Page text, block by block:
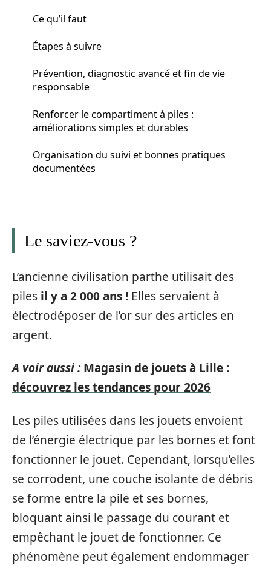
Ce qu’il faut
Étapes à suivre
Prévention, diagnostic avancé et fin de vie
responsable
Renforcer le compartiment à piles :
améliorations simples et durables
Organisation du suivi et bonnes pratiques
documentées
Le saviez-vous ?
L’ancienne civilisation parthe utilisait des
piles il y a 2 000 ans ! Elles servaient à
électrodéposer de l’or sur des articles en
argent.
A voir aussi : Magasin de jouets à Lille :
découvrez les tendances pour 2026
Les piles utilisées dans les jouets envoient
de l’énergie électrique par les bornes et font
fonctionner le jouet. Cependant, lorsqu’elles
se corrodent, une couche isolante de débris
se forme entre la pile et ses bornes,
bloquant ainsi le passage du courant et
empêchant le jouet de fonctionner. Ce
phénomène peut également endommager